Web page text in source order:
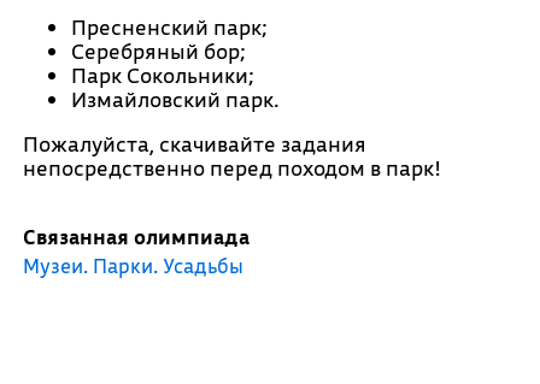
Пресненский парк;
Серебряный бор;
Парк Сокольники;
Измайловский парк.
Пожалуйста, скачивайте задания
непосредственно перед походом в парк!
Связанная олимпиада
Музеи. Парки. Усадьбы